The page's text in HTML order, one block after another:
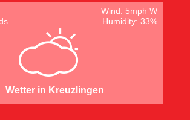
Wind: 5mph W
Humidity: 33%
Wetter in Kreuzlingen